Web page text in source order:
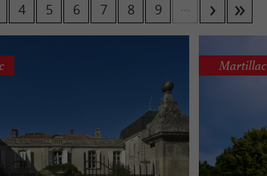
et les vignerons proposant desvisites
d’hébergements, de restaurants, de
à la dégustation. Empruntez la
4 5 6 7 8 9
Martillac